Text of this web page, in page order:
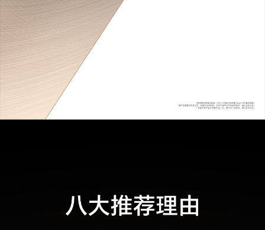
屏幕比例
内屏：9.75:9
外屏：20:9
屏幕类型
内屏：可折叠柔性OLED屏
外屏：OLED
屏幕分辨率
内屏：2352x2172像素
外屏：2376x1060 像素(备注:*该分辨率对应标准
矩形，实际屏幕有效像素略少。)
触摸屏
屏幕刷新率
1~120Hz LTPO自适应动态刷新率(备注:*屏幕支
功能。)
全域低功耗LTPO护眼屏